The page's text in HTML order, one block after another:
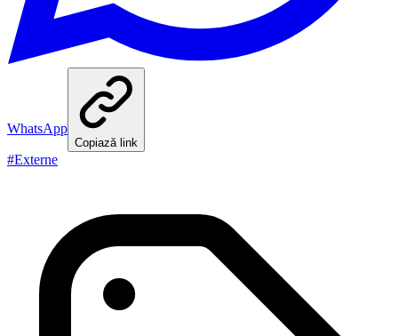
WhatsApp
Copiază link
#Externe